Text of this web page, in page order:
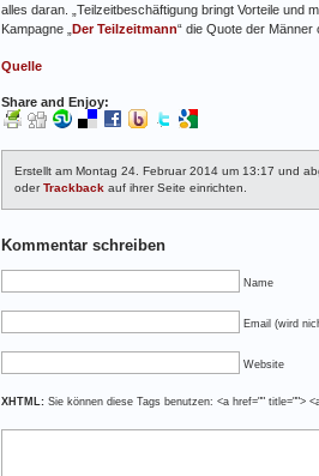
alles daran. „Teilzeitbeschäftigung bringt Vorteile
Kampagne „ Der Teilzeitmann“ die Quote der Männer
Quelle
Share and Enjoy:
Erstellt am Montag 24. Februar 2014 um 13:17 und
oderTrackback auf ihrer Seite einrichten.
Kommentar schreiben
Name
Email (wird
Website
XHTML: Sie können diese Tags benutzen: <a href="" title="">